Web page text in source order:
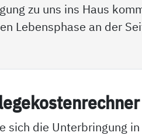
zu uns ins Haus
Lebensphase an der
sich die Unterbringung